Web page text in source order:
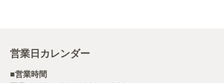
営業日カレンダー
■営業時間